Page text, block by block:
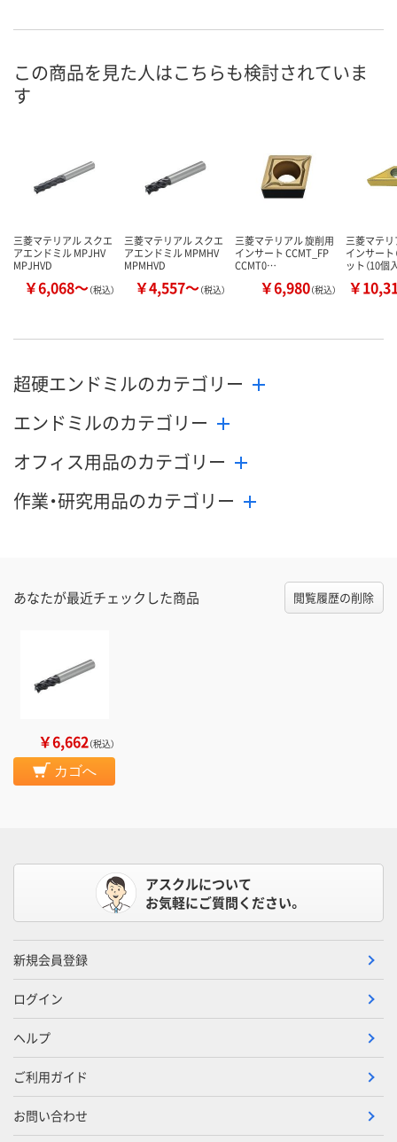
数量 数量
この商品を見た人はこちらも検討されていま
す
三菱マテリアル スクエ
アエンドミル MPJHV
MPJHVD
￥6,068～（税込）
三菱マテリアル スクエ
アエンドミル MPMHV
MPMHVD
￥4,557～（税込）
三菱マテリアル 旋削用
インサート CCMT_FP
CCMT0…
￥6,980（税込）
三菱マテ
インサート
ット（10
￥
超硬エンドミルのカテゴリー
エンドミルのカテゴリー
オフィス用品のカテゴリー
作業・研究用品のカテゴリー
あなたが最近チェックした商品 閲覧履歴の削除
￥6,662（税込）
カゴへ
アスクルについて
お気軽にご質問ください。
新規会員登録
ログイン
ヘルプ
ご利用ガイド
お問い合わせ